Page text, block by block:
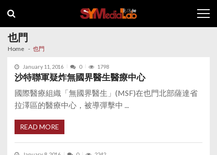
navigation
content
也門
Home 也門
January 11, 2016 0 1798
沙特聯軍疑炸無國界醫生醫療中心
國際醫療組織「無國界醫生」(MSF)在也門北部薩達省
拉澤區的醫療中心，被導彈擊中 ...
READ MORE